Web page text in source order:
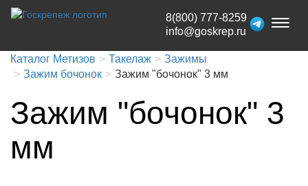
Toggle
8(800) 777-8259
info@goskrep.ru
Каталог Метизов Такелаж
Зажимы
Зажим бочонок
Зажим "бочонок" 3 мм
Зажим "бочонок" 3
мм